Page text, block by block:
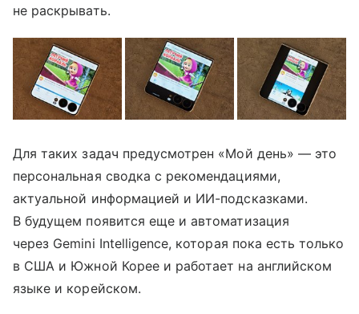
не раскрывать.
Для таких задач предусмотрен «Мой день» — это
персональная сводка с рекомендациями,
актуальной информацией и ИИ-подсказками.
В будущем появится еще и автоматизация
через Gemini Intelligence, которая пока есть только
в США и Южной Корее и работает на английском
языке и корейском.